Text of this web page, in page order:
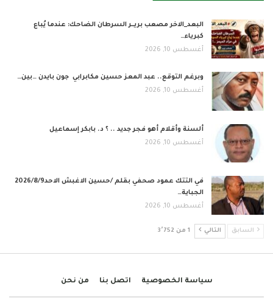
البعد_الاخر مصعب بريــر السرطان الضاحك: عندما يُباع
كبرياء…
أغسطس 10, 2026
وبرغم التوقع.. عبد المعز حسين مكابرابي جون بايدن …بين…
أغسطس 10, 2026
ألسنة وأقلام أهو فجر جديد .. ؟ د. بابكر إسماعيل
أغسطس 10, 2026
في التتك عمود صحفي بقلم /حسين الاغبش الاحد2026/8/9
الجباية…
أغسطس 10, 2026
السابق التالي 1 من 3٬752
سياسة الخصوصية اتصل بنا من نحن